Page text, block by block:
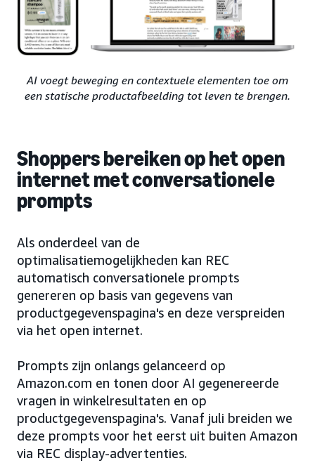
AI voegt beweging en contextuele elementen toe om
een statische productafbeelding tot leven te brengen.
Shoppers bereiken op het open
internet met conversationele
prompts
Als onderdeel van de
optimalisatiemogelijkheden kan REC
automatisch conversationele prompts
genereren op basis van gegevens van
productgegevenspagina's en deze verspreiden
via het open internet.
Prompts zijn onlangs gelanceerd op
Amazon.com en tonen door AI gegenereerde
vragen in winkelresultaten en op
productgegevenspagina's. Vanaf juli breiden we
deze prompts voor het eerst uit buiten Amazon
via REC display-advertenties.